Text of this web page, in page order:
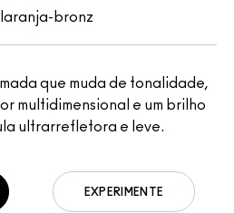
que muda de tonalidade,
multidimensional e um brilho
ultrarrefletora e leve.
laranja-bronz
EXPERIMENTE